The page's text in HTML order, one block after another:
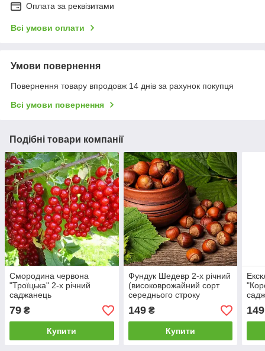
Оплата за реквізитами
Всі умови оплати
Умови повернення
Повернення товару впродовж 14 днів за рахунок покупця
Всі умови повернення
Подібні товари компанії
Смородина червона
"Троїцька" 2-х річний
саджанець
(високоврожайний сорт)
79 ₴
Купити
Фундук Шедевр 2-х річний
(високоврожайний сорт
середнього строку
дозрівання)
149₴
Купити
149